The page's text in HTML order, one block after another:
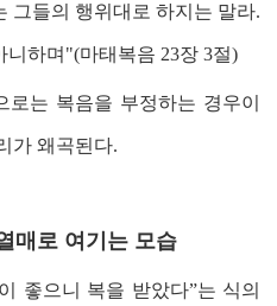
그들의 행위대로 하지는 말라.
니하며"(마태복음 23장 3절)
는 복음을 부정하는 경우이
가 왜곡된다.
매로 여기는 모습
좋으니 복을 받았다”는 식의